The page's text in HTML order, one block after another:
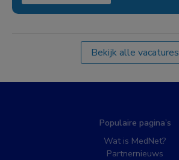
Bekijk alle vacatures
Populaire pagina’s
Wat is MedNet?
Partnernieuws